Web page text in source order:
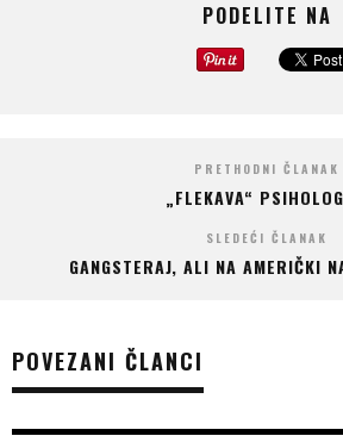
PODELITE NA
PRETHODNI ČLANAK
„FLEKAVA“
SLEDEĆI ČLANAK
GANGSTERAJ, ALI NA AMERIČKI
POVEZANI ČLANCI